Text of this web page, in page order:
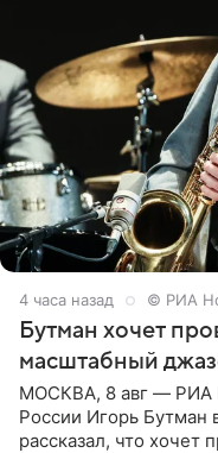
4 часа назад © РИА
Бутман хочет
масштабный
МОСКВА, 8 авг — РИА
России Игорь Бутман
рассказал, что хочет